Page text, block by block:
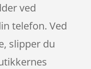
ved
telefon. Ved
slipper du